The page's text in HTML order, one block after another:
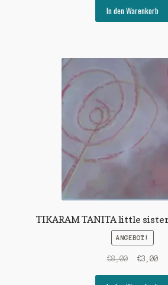
war:
€8,00
In den Warenkorb
TIKARAM TANITA little
ANGEBOT!
€8,00 €3,00